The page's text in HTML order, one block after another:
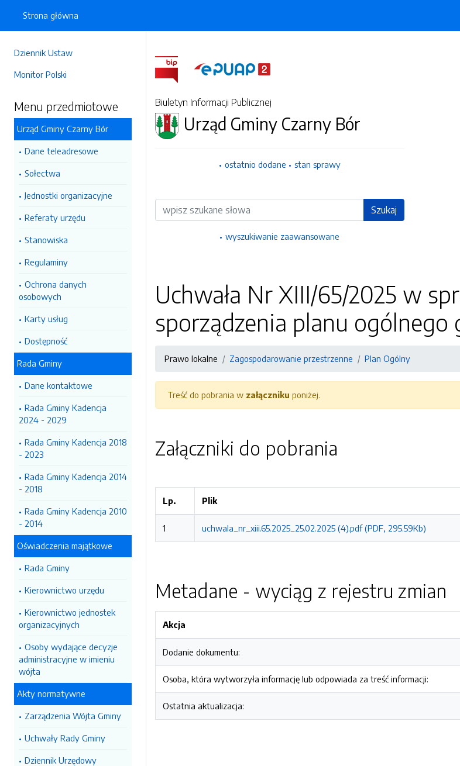
Dziennik Ustaw
Monitor Polski
Menu przedmiotowe
Urząd Gminy Czarny Bór
Dane teleadresowe
Sołectwa
Jednostki organizacyjne
Referaty urzędu
Stanowiska
Regulaminy
Ochrona danych
osobowych
Karty usług
Dostępność
Rada Gminy
Dane kontaktowe
Rada Gminy Kadencja
2024 - 2029
Rada Gminy Kadencja 2018
- 2023
Rada Gminy Kadencja 2014
- 2018
Rada Gminy Kadencja 2010
- 2014
Oświadczenia majątkowe
Rada Gminy
Kierownictwo urzędu
Kierownictwo jednostek
organizacyjnych
Osoby wydające decyzje
administracyjne w imieniu
wójta
Akty normatywne
Zarządzenia Wójta Gminy
Uchwały Rady Gminy
Dziennik Urzędowy
Strona główna
Biuletyn Informacji Publicznej
Urząd Gminy Czarny Bór
ostatnio dodane stan sprawy
Wyszukiwarka Szukaj
wyszukiwanie zaawansowane
Uchwała Nr XIII/65/2025 w
sporządzenia planu ogólnego
Prawo lokalne Zagospodarowanie przestrzenne Plan Ogólny
Treść do pobrania w załączniku poniżej.
Załączniki do pobrania
Lp. Plik
1 uchwala_nr_xiii.65.2025_25.02.2025 (4).pdf (PDF, 295.59Kb)
Metadane - wyciąg z rejestru zmian
Akcja
Dodanie dokumentu:
Osoba, która wytworzyła informację lub odpowiada za treść informacji:
Ostatnia aktualizacja: